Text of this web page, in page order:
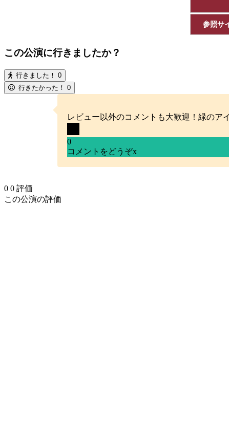
参照サ
この公演に行きましたか？
行きました！ 0
行きたかった！ 0
レビュー以外のコメントも大歓迎！緑の
0
コメントをどうぞx
0 0 評価
この公演の評価